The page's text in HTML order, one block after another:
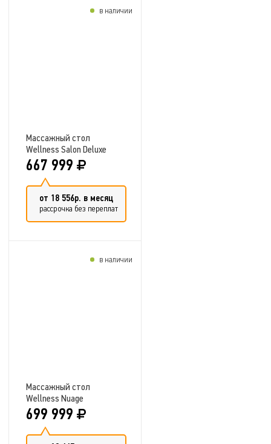
Массажный стол
Wellness Salon Deluxe
667 999
от 18 556р. в месяц
рассрочка без переплат
в наличии
Массажный стол
Wellness Nuage
699 999
в наличии